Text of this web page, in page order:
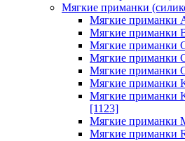
Мягкие приманки
Мягкие приманки
Мягкие приманки
Мягкие приманки
Мягкие приманки
Мягкие приманки
Мягкие приманки
Мягкие приманки
[1123]
Мягкие приманки
Мягкие приманки